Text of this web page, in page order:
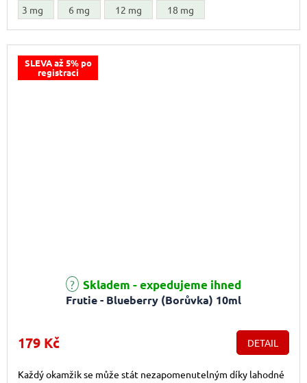
3 mg 6 mg 12 mg 18 mg
SLEVA až 5% po
registraci
Frutie - Blueberry (Borůvka) 10ml
Průměrné hodnocení produktu je 3,0 z 5 hvězdiček.
Skladem - expedujeme ihned
179 Kč DETAIL
Každý okamžik se může stát nezapomenutelným díky lahodné